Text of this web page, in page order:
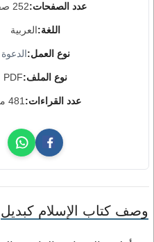
عدد الصفحات:252 صفحة
اللغة:العربية
نوع العمل:الدعوة
نوع الملف:PDF
عدد القراءات: 481 مرة
وصف كتاب الإسلام كبديل